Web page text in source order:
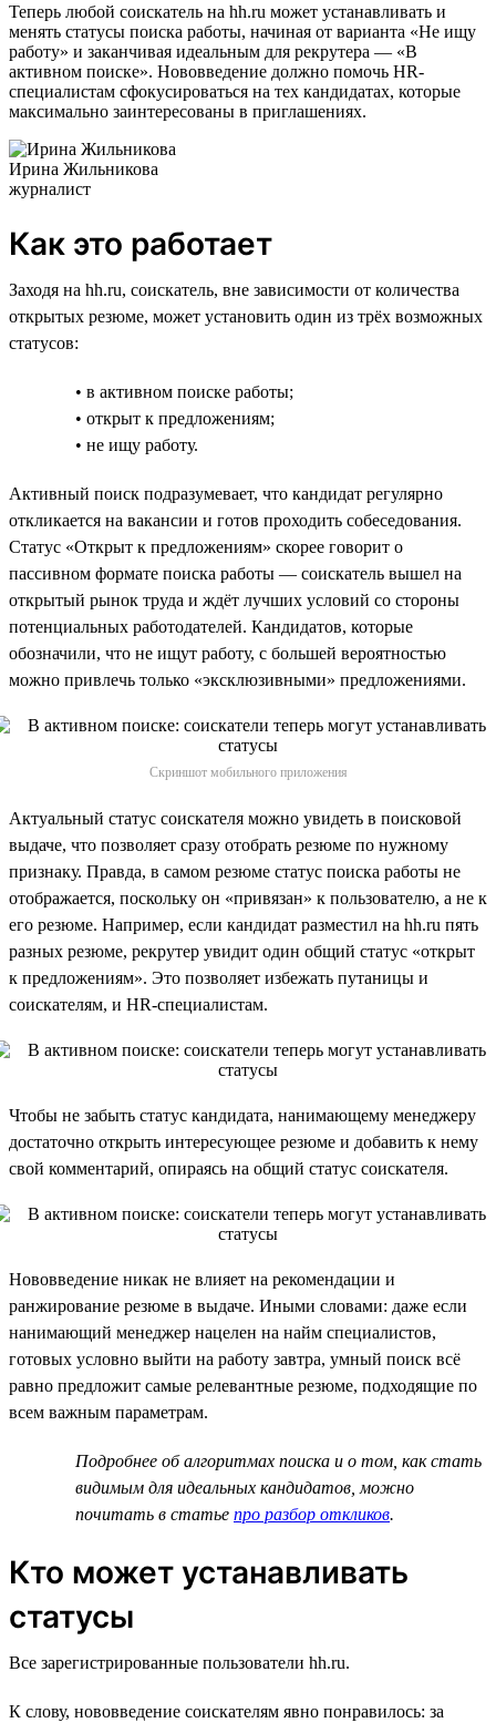
Теперь любой соискатель на hh.ru может устанавливать и
менять статусы поиска работы, начиная от варианта «Не ищу
работу» и заканчивая идеальным для рекрутера — «В
активном поиске». Нововведение должно помочь HR-
специалистам сфокусироваться на тех кандидатах, которые
максимально заинтересованы в приглашениях.
Ирина Жильникова
журналист
Как это работает
Заходя на hh.ru, соискатель, вне зависимости от количества
открытых резюме, может установить один из трёх возможных
статусов:
• в активном поиске работы;
• открыт к предложениям;
• не ищу работу.
Активный поиск подразумевает, что кандидат регулярно
откликается на вакансии и готов проходить собеседования.
Статус «Открыт к предложениям» скорее говорит о
пассивном формате поиска работы — соискатель вышел на
открытый рынок труда и ждёт лучших условий со стороны
потенциальных работодателей. Кандидатов, которые
обозначили, что не ищут работу, с большей вероятностью
можно привлечь только «эксклюзивными» предложениями.
Скриншот мобильного приложения
Актуальный статус соискателя можно увидеть в поисковой
выдаче, что позволяет сразу отобрать резюме по нужному
признаку. Правда, в самом резюме статус поиска работы не
отображается, поскольку он «привязан» к пользователю, а не к
его резюме. Например, если кандидат разместил на hh.ru пять
разных резюме, рекрутер увидит один общий статус «открыт
к предложениям». Это позволяет избежать путаницы и
соискателям, и HR-специалистам.
Чтобы не забыть статус кандидата, нанимающему менеджеру
достаточно открыть интересующее резюме и добавить к нему
свой комментарий, опираясь на общий статус соискателя.
Нововведение никак не влияет на рекомендации и
ранжирование резюме в выдаче. Иными словами: даже если
нанимающий менеджер нацелен на найм специалистов,
готовых условно выйти на работу завтра, умный поиск всё
равно предложит самые релевантные резюме, подходящие по
всем важным параметрам.
Подробнее об алгоритмах поиска и о том, как стать
видимым для идеальных кандидатов, можно
почитать в статье про разбор откликов.
Кто может устанавливать
статусы
Все зарегистрированные пользователи hh.ru.
К слову, нововведение соискателям явно понравилось: за